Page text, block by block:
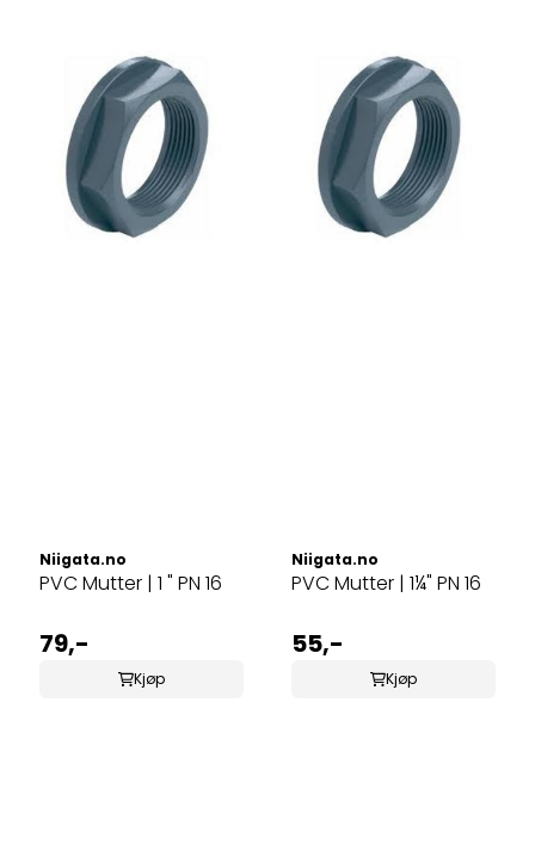
Niigata.no
PVC Mutter | 1 " PN 16
79,-
Kjøp
Niigata.no
PVC Mutter | 1¼" PN 16
55,-
Kjøp